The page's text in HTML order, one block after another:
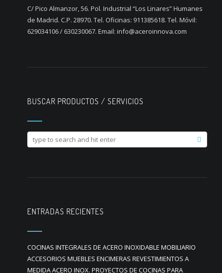
C/ Pico Almanzor, 56. Pol. Industrial “Los Linares” Humanes
de Madrid. C.P. 28970. Tel. Oficinas: 911385618. Tel. Móvil:
629034106 / 630230067. Email: info@aceroinnova.com
BUSCAR PRODUCTOS / SERVICIOS
ENTRADAS RECIENTES
COCINAS INTEGRALES DE ACERO INOXIDABLE MOBILIARIO
ACCESORIOS MUEBLES ENCIMERAS REVESTIMIENTOS A
MEDIDA ACERO INOX. PROYECTOS DE COCINAS PARA